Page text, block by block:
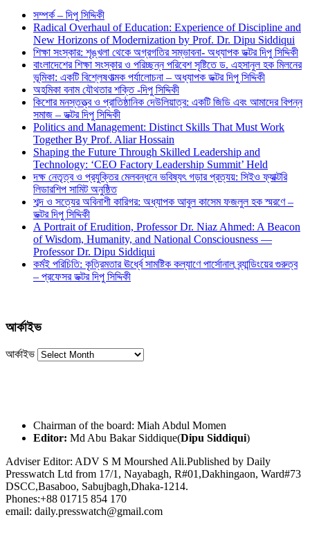
সম্পর্ক – দিপু সিদ্দিকী
Radical Overhaul of Education: Experience of Discipline and
New Horizons of Modernization by Prof. Dr. Dipu Siddiqui
শিক্ষা সংস্কার: শৃঙ্খলা থেকে অগ্রগতির সম্ভাবনা- অধ্যাপক ডক্টর দিপু সিদ্দিকী
বাংলাদেশের শিক্ষা সংস্কার ও পরিচ্ছন্ন পরিবেশ সৃষ্টিতে ড. এহসানুল হক মিলনের
ভূমিকা: একটি বিশ্লেষণাত্মক পর্যালোচনা – অধ্যাপক ডক্টর দিপু সিদ্দিকী
অহমিকা বনাম যৌথতার শক্তি -দিপু সিদ্দিকী
কিশোর মনস্তত্ত্ব ও প্রাতিষ্ঠানিক দেউলিয়াত্ব: একটি জিডি এবং আমাদের বিপন্ন
সমাজ – ডক্টর দিপু সিদ্দিকী
Politics and Management: Distinct Skills That Must Work
Together By Prof. Aliar Hossain
Shaping the Future Through Skilled Leadership and
Technology: ‘CEO Factory Leadership Summit’ Held
দক্ষ নেতৃত্ব ও প্রযুক্তির মেলবন্ধনে ভবিষ্যৎ গড়ার প্রত্যয়: সিইও ফ্যাক্টরি
লিডারশিপ সামিট অনুষ্ঠিত
শব্দ ও সত্যের অবিনাশী কারিগর: অধ্যাপক আবুল কাসেম ফজলুল হক স্মরণে –
ডক্টর দিপু সিদ্দিকী
A Portrait of Erudition, Professor Dr. Niaz Ahmed: A Beacon
of Wisdom, Humanity, and National Consciousness —
Professor Dr. Dipu Siddiqui
কর্মই পরিচিতি: কৃত্রিমতার ঊর্ধ্বে সামষ্টিক কল্যাণে পার্সোনাল ব্র্যান্ডিংয়ের গুরুত্ব
– প্রফেসর ডক্টর দিপু সিদ্দিকী
আর্কাইভ
আর্কাইভ
Chairman of the board: Miah Abdul Momen
Editor: Md Abu Bakar Siddique(Dipu Siddiqui)
Adviser Editor: ADV S M Mourshed Ali.Published by Daily
Presswatch Ltd from 17/1, Nayabagh, R#01,Dakhingaon, Ward#73
DSCC,Basaboo, Sabujbagh,Dhaka-1214.
Phones:+88 01715 854 170
email: daily.presswatch@gmail.com